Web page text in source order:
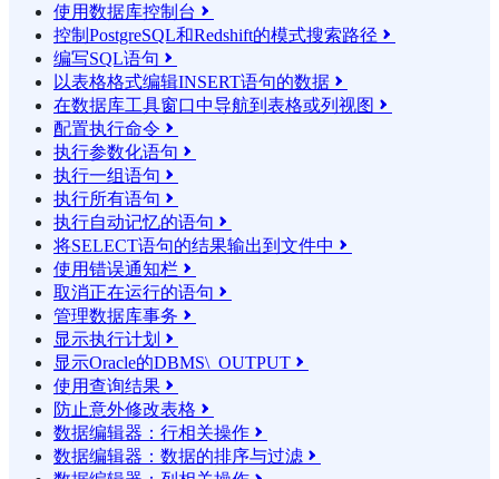
使用数据库控制台 
控制PostgreSQL和Redshift的模式搜索路径 
编写SQL语句 
以表格格式编辑INSERT语句的数据 
在数据库工具窗口中导航到表格或列视图 
配置执行命令 
执行参数化语句 
执行一组语句 
执行所有语句 
执行自动记忆的语句 
将SELECT语句的结果输​​出到文件中 
使用错误通知栏 
取消正在运行的语句 
管理数据库事务 
显示执行计划 
显示Oracle的DBMS\_OUTPUT 
使用查询结果 
防止意外修改表格 
数据编辑器：行相关操作 
数据编辑器：数据的排序与过滤 